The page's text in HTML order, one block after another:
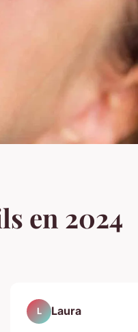
en 2024
L Laura